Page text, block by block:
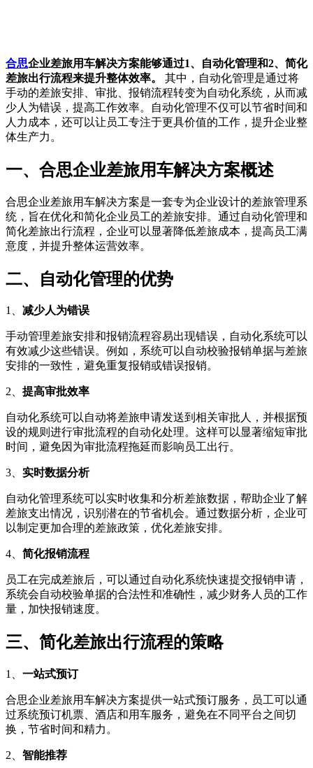
合思企业差旅用车解决方案能够通过1、自动化管理和2、简化
差旅出行流程来提升整体效率。
其中，自动化管理是通过将
手动的差旅安排、审批、报销流程转变为自动化系统，从而减
少人为错误，提高工作效率。自动化管理不仅可以节省时间和
人力成本，还可以让员工专注于更具价值的工作，提升企业整
体生产力。
一、合思企业差旅用车解决方案概述
合思企业差旅用车解决方案是一套专为企业设计的差旅管理系
统，旨在优化和简化企业员工的差旅安排。通过自动化管理和
简化差旅出行流程，企业可以显著降低差旅成本，提高员工满
意度，并提升整体运营效率。
二、自动化管理的优势
1、 减少人为错误
手动管理差旅安排和报销流程容易出现错误，自动化系统可以
有效减少这些错误。例如，系统可以自动校验报销单据与差旅
安排的一致性，避免重复报销或错误报销。
2、 提高审批效率
自动化系统可以自动将差旅申请发送到相关审批人，并根据预
设的规则进行审批流程的自动化处理。这样可以显著缩短审批
时间，避免因为审批流程拖延而影响员工出行。
3、 实时数据分析
自动化管理系统可以实时收集和分析差旅数据，帮助企业了解
差旅支出情况，识别潜在的节省机会。通过数据分析，企业可
以制定更加合理的差旅政策，优化差旅安排。
4、 简化报销流程
员工在完成差旅后，可以通过自动化系统快速提交报销申请，
系统会自动校验单据的合法性和准确性，减少财务人员的工作
量，加快报销速度。
三、简化差旅出行流程的策略
1、 一站式预订
合思企业差旅用车解决方案提供一站式预订服务，员工可以通
过系统预订机票、酒店和用车服务，避免在不同平台之间切
换，节省时间和精力。
2、 智能推荐